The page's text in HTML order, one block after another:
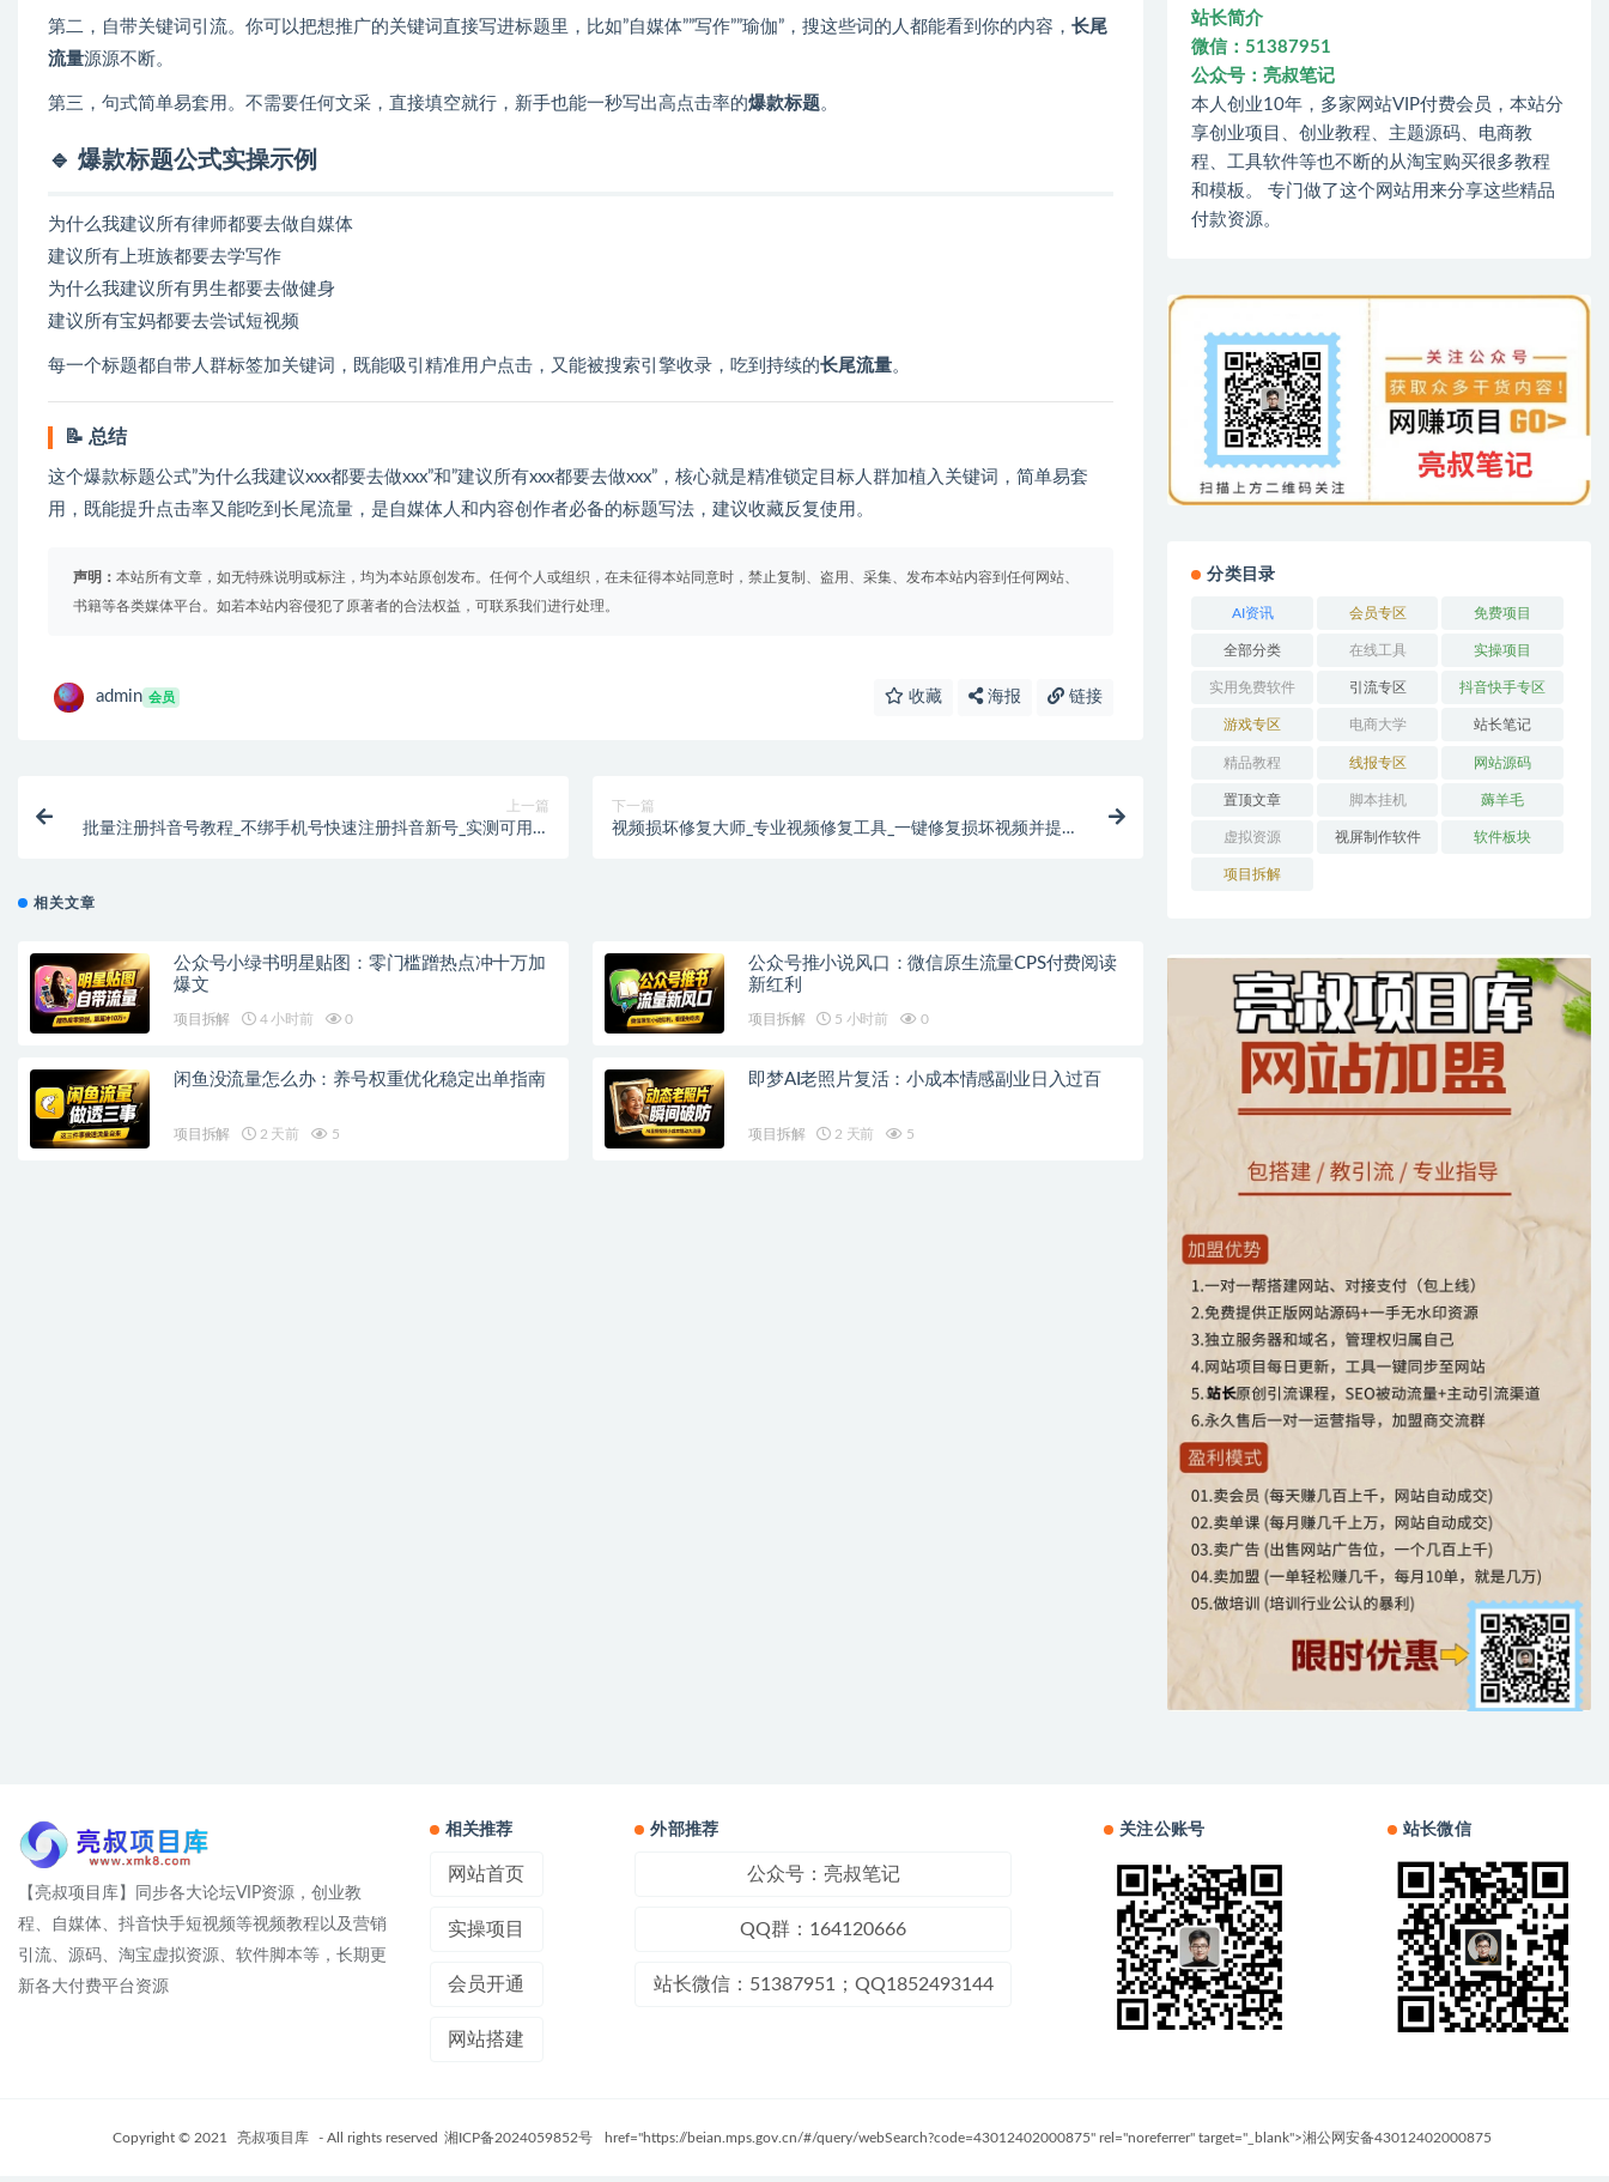
第二，自带关键词引流。你可以把想推广的关键词直接写进标题里，比如”自媒体””写作””瑜伽”，搜这些词的人都能看到你的内容， 长尾
流量源源不断。
第三，句式简单易套用。不需要任何文采，直接填空就行，新手也能一秒写出高点击率的爆款标题。
🔹 爆款标题公式实操示例
为什么我建议所有律师都要去做自媒体
建议所有上班族都要去学写作
为什么我建议所有男生都要去做健身
建议所有宝妈都要去尝试短视频
每一个标题都自带人群标签加关键词，既能吸引精准用户点击，又能被搜索引擎收录，吃到持续的长尾流量。
📝 总结
这个爆款标题公式”为什么我建议xxx都要去做xxx”和”建议所有xxx都要去做xxx”，核心就是精准锁定目标人群加植入关键词，简单易套
用，既能提升点击率又能吃到长尾流量，是自媒体人和内容创作者必备的标题写法，建议收藏反复使用。
声明： 本站所有文章，如无特殊说明或标注，均为本站原创发布。任何个人或组织，在未征得本站同意时，禁止复制、盗用、采集、发布本站内容到任何网站、
书籍等各类媒体平台。如若本站内容侵犯了原著者的合法权益，可联系我们进行处理。
admin 会员 收藏 海报 链接
上一篇
批量注册抖音号教程_不绑手机号快速注册抖音新号_实测可用方
下一篇
视频损坏修复大师_专业视频修复工具_一键修复损坏视频并提升
相关文章
公众号小绿书明星贴图：零门槛蹭热点冲十万加
爆文
项目拆解 4 小时前 0
公众号推小说风口：微信原生流量CPS付费阅读
新红利
项目拆解 5 小时前 0
闲鱼没流量怎么办：养号权重优化稳定出单指南
项目拆解 2 天前 5
即梦AI老照片复活：小成本情感副业日入过百
项目拆解 2 天前 5
站长简介
微信：51387951
公众号：亮叔笔记
本人创业10年，多家网站VIP付费会员，本站分
享创业项目、创业教程、主题源码、电商教
程、工具软件等也不断的从淘宝购买很多教程
和模板。 专门做了这个网站用来分享这些精品
付款资源。
分类目录
AI资讯 会员专区 免费项目
全部分类 在线工具 实操项目
实用免费软件 引流专区 抖音快手专区
游戏专区 电商大学 站长笔记
精品教程 线报专区 网站源码
置顶文章 脚本挂机 薅羊毛
虚拟资源 视屏制作软件 软件板块
项目拆解
【亮叔项目库】同步各大论坛VIP资源，创业教
程、自媒体、抖音快手短视频等视频教程以及营销
引流、源码、淘宝虚拟资源、软件脚本等，长期更
新各大付费平台资源
相关推荐
网站首页
实操项目
会员开通
网站搭建
外部推荐
公众号：亮叔笔记
QQ群：164120666
站长微信：51387951；QQ1852493144
关注公账号 站长微信
Copyright © 2021 亮叔项目库 - All rights reserved 湘ICP备2024059852号 href="https://beian.mps.gov.cn/#/query/webSearch?code=43012402000875" rel="noreferrer" target="_blank">湘公网安备43012402000875